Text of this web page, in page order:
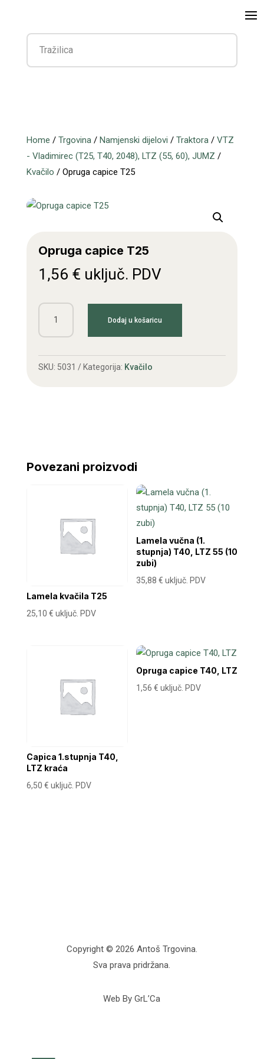
Home / Trgovina/ Namjenski dijelovi / Traktora/ VTZ
- Vladimirec (T25, T40, 2048), LTZ (55, 60), JUMZ /
Kvačilo / Opruga capice T25
Opruga capice T25
1,56 € uključ. PDV
Opruga
capice
količina
Dodaj u košaricu
SKU: 5031 Kategorija: Kvačilo
Povezani proizvodi
Lamela kvačila T25
25,10 € uključ. PDV
Lamela vučna (1.
stupnja) T40, LTZ 55 (10
zubi)
35,88€ uključ. PDV
Capica 1.stupnja T40,
LTZ kraća
6,50 € uključ. PDV
Opruga capice T40, LTZ
1,56€ uključ. PDV
Copyright © 2026 Antoš Trgovina.
Sva prava pridržana.
Web By GrL’Ca